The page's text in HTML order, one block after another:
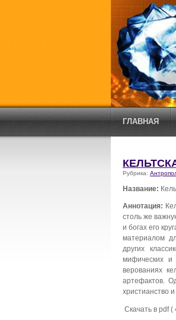
ГЛАВНАЯ
Рубрика:
Название:
Аннотация:
столь же
и богах его
материалом
других
мифических и
верованиях
артефактов.
христианство
Скачать в pdf